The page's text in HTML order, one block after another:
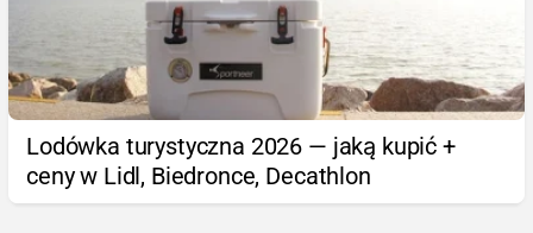
Lodówka turystyczna 2026 — jaką kupić +
ceny w Lidl, Biedronce, Decathlon